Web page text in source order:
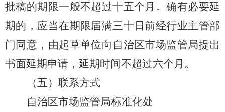
批稿的期限一般不超过十五个月 。确有必要延
期的，应当在期限届满三十日前经行业主管部
门同意， 由起草单位向自治区市场监管局提出
书面延期申请，延期时间不超过六个月。
（五）联系方式
自治区市场监管局标准化处